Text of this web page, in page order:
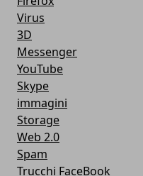
Virus
3D
Messenger
YouTube
Skype
immagini
Storage
Web 2.0
Spam
Trucchi FaceBook